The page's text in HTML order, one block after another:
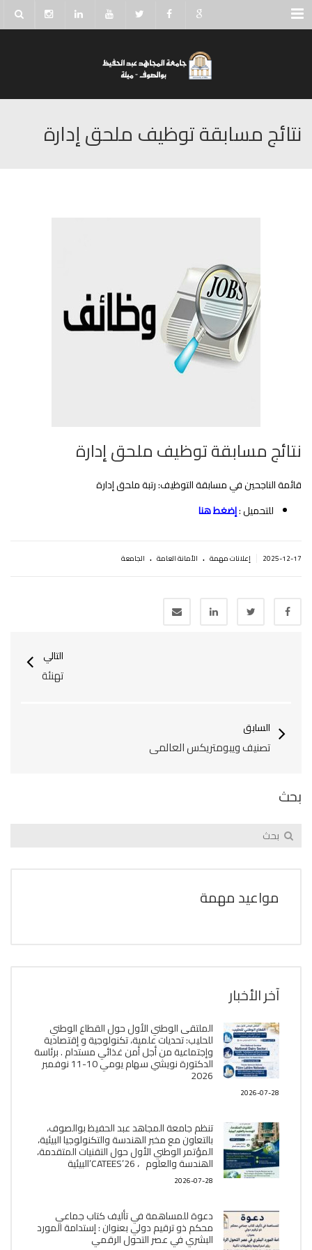
Menu
نتائج مسابقة توظيف ملحق إدارة
نتائج مسابقة توظيف ملحق إدارة
قائمة الناجحين في مسابقة التوظيف: رتبة ملحق إدارة
للتحميل :إضغط هنا
2025-12-17 إعلانات مهمة . اﻷمانة العامة . الجامعة
التالي
تهنئة
السابق
تصنيف ويبومتريكس العالمي
بحث
مواعيد مهمة
آخر الأخبار
الملتقى الوطني الأول حول القطاع الوطني
للحليب: تحديات علمية، تكنولوجية و إقتصادية
وإجتماعية من أجل أمن غذائي مستدام . برئاسة
الدكتورة نويشي سهام يومي 10-11 نوفمبر
2026
2026-07-28
تنظم جامعة المجاهد عبد الحفيظ بوالصوف،
بالتعاون مع مخبر الھندسة والتكنولوجيا البیئیة،
المؤتمر الوطني الأول حول التقنيات المتقدمة،
الھندسة والعلوم ، CATEES’26’البیئية
2026-07-28
دعوة للمساهمة في تأليف كتاب جماعي
محكم ذو ترقيم دولي بعنوان : إستدامة المورد
البشري في عصر التحول الرقمي